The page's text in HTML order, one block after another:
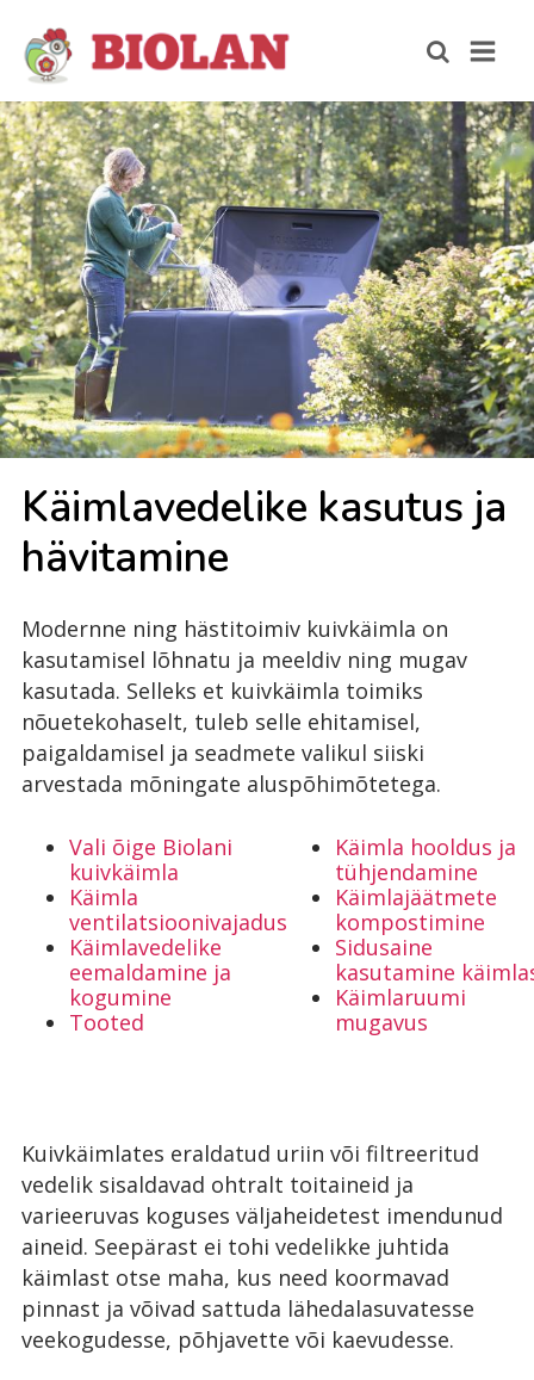
Käim­la­ve­de­li­ke ka­su­tus ja
hä­vi­ta­mi­ne
Modernne ning hästitoimiv kuivkäimla on
kasutamisel lõhnatu ja meeldiv ning mugav
kasutada. Selleks et kuivkäimla toimiks
nõuetekohaselt, tuleb selle ehitamisel,
paigaldamisel ja seadmete valikul siiski
arvestada mõningate aluspõhimõtetega.
Vali õige Biolani
kuivkäimla
Käimla
ventilatsioonivajadus
Käimlavedelike
eemaldamine ja
kogumine
Tooted
Käimla hooldus ja
tühjendamine
Käimlajäätmete
kompostimine
Sidusaine
kasutamine
Käimlaruumi
mugavus
Kuivkäimlates eraldatud uriin või filtreeritud
vedelik sisaldavad ohtralt toitaineid ja
varieeruvas koguses väljaheidetest imendunud
aineid. Seepärast ei tohi vedelikke juhtida
käimlast otse maha, kus need koormavad
pinnast ja võivad sattuda lähedalasuvatesse
veekogudesse, põhjavette või kaevudesse.